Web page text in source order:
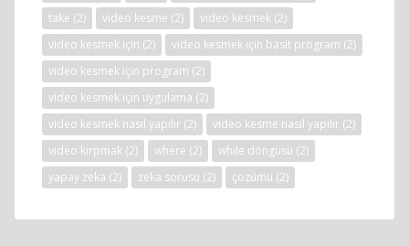
take (2) video kesme (2) video kesmek (2)
video kesmek için (2) video kesmek için basit program (2)
video kesmek için program (2)
video kesmek için uygulama (2)
video kesmek nasıl yapılır (2) video kesme nasıl yapılır (2)
video kırpmak (2) where (2) while döngüsü (2)
yapay zeka (2) zeka sorusu (2) çözümü (2)